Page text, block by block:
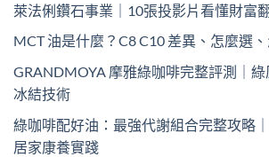
萊法俐鑽石事業｜10張投影片看懂財富
MCT 油是什麼？C8 C10 差異、怎麼選
GRANDMOYA 摩雅綠咖啡完整評測｜
冰結技術
綠咖啡配好油：最強代謝組合完整攻略
居家康養實踐